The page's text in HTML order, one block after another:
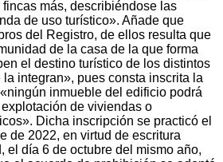
más, describiéndose las
de uso turístico». Añade que
del Registro, de ellos resulta que
de la casa de la que forma
el destino turístico de los distintos
integran», pues consta inscrita la
inmueble del edificio podrá
de viviendas o
Dicha inscripción se practicó el
de 2022, en virtud de escritura
el día 6 de octubre del mismo año,